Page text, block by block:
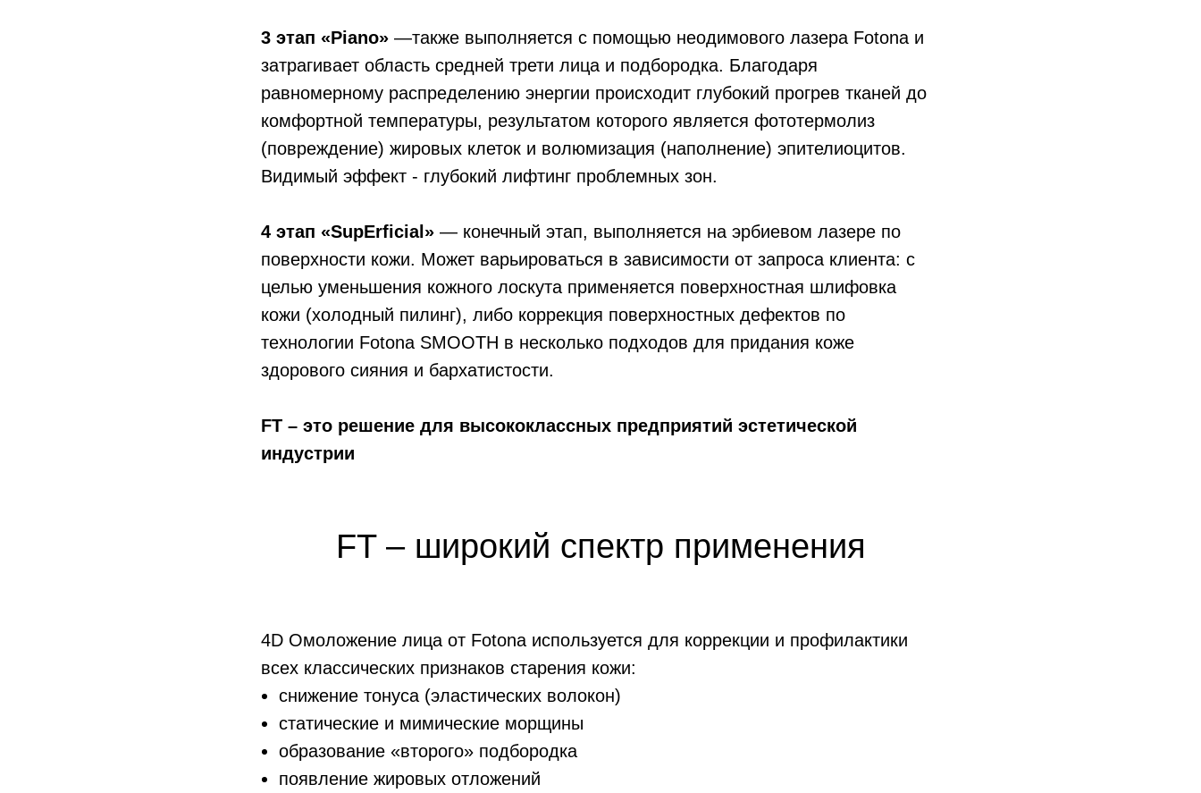
3 этап «Piano» —также выполняется с помощью неодимового лазера Fotona и
затрагивает область средней трети лица и подбородка. Благодаря
равномерному распределению энергии происходит глубокий прогрев тканей до
комфортной температуры, результатом которого является фототермолиз
(повреждение) жировых клеток и волюмизация (наполнение) эпителиоцитов.
Видимый эффект - глубокий лифтинг проблемных зон.
4 этап «SupErficial» — конечный этап, выполняется на эрбиевом лазере по
поверхности кожи. Может варьироваться в зависимости от запроса клиента: с
целью уменьшения кожного лоскута применяется поверхностная шлифовка
кожи (холодный пилинг), либо коррекция поверхностных дефектов по
технологии Fotona SMOOTH в несколько подходов для придания коже
здорового сияния и бархатистости.
FT – это решение для высококлассных предприятий эстетической
индустрии
FT – широкий спектр применения
4D Омоложение лица от Fotona используется для коррекции и профилактики
всех классических признаков старения кожи:
снижение тонуса (эластических волокон)
статические и мимические морщины
образование «второго» подбородка
появление жировых отложений